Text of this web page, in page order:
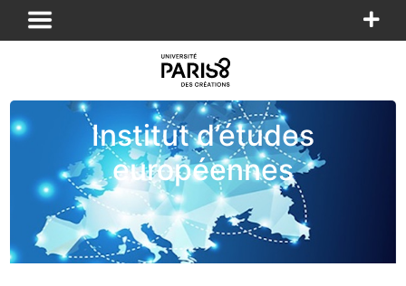
Panneau de gestion des cookies
Institut d’études
européennes